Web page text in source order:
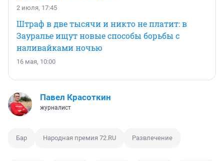
2 июля, 17:45
Штраф в две тысячи и никто не платит: в
Зауралье ищут новые способы борьбы с
наливайками ночью
16 мая, 10:00
Павел Красоткин
журналист
Бар Народная премия 72.RU Развлечение